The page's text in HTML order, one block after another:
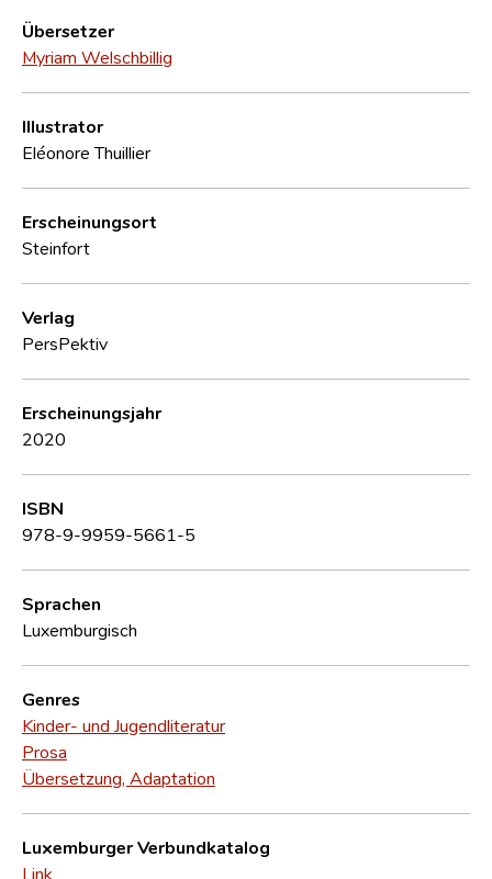
Übersetzer
Myriam Welschbillig
Illustrator
Eléonore Thuillier
Erscheinungsort
Steinfort
Verlag
PersPektiv
Erscheinungsjahr
2020
ISBN
978-9-9959-5661-5
Sprachen
Luxemburgisch
Genres
Kinder- und Jugendliteratur
Prosa
Übersetzung, Adaptation
Luxemburger Verbundkatalog
Link